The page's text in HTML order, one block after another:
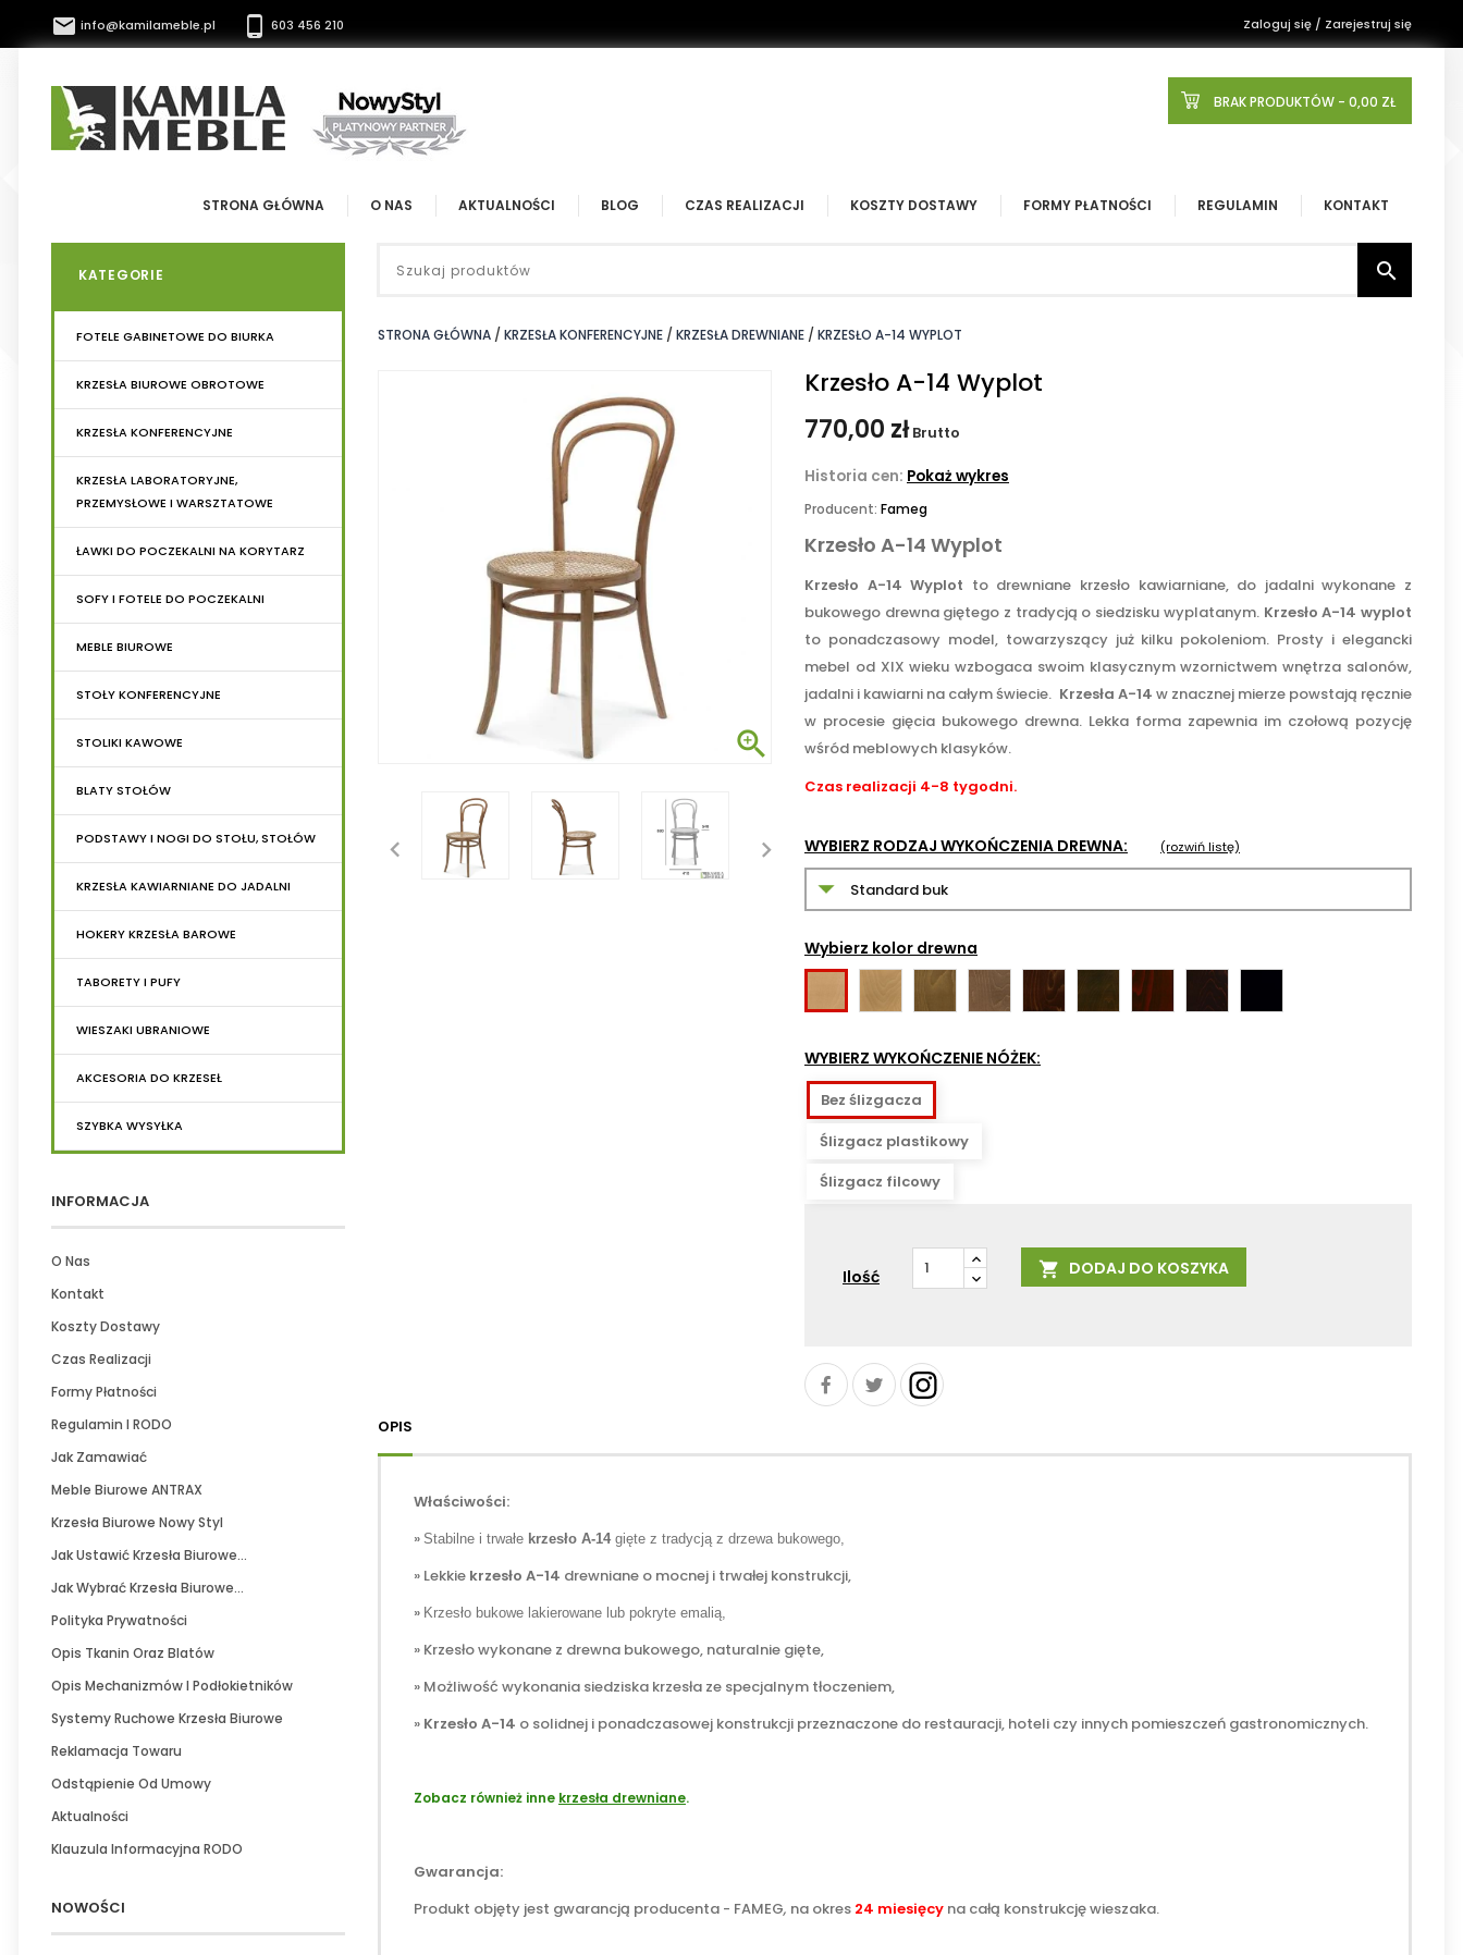
 info@kamilameble.pl  603 456 210 Zaloguj się / Zarejestruj się
BRAK PRODUKTÓW - 0,00 ZŁ
STRONA GŁÓWNA O NAS AKTUALNOŚCI BLOG CZAS REALIZACJI KOSZTY DOSTAWY FORMY PŁATNOŚCI REGULAMIN KONTAKT

KATEGORIE
FOTELE GABINETOWE DO BIURKA
KRZESŁA BIUROWE OBROTOWE
KRZESŁA KONFERENCYJNE
KRZESŁA LABORATORYJNE,
PRZEMYSŁOWE I WARSZTATOWE
ŁAWKI DO POCZEKALNI NA KORYTARZ
SOFY I FOTELE DO POCZEKALNI
MEBLE BIUROWE
STOŁY KONFERENCYJNE
STOLIKI KAWOWE
BLATY STOŁÓW
PODSTAWY I NOGI DO STOŁU, STOŁÓW
KRZESŁA KAWIARNIANE DO JADALNI
HOKERY KRZESŁA BAROWE
TABORETY I PUFY
WIESZAKI UBRANIOWE
AKCESORIA DO KRZESEŁ
SZYBKA WYSYŁKA
INFORMACJA
O Nas
Kontakt
Koszty Dostawy
Czas Realizacji
Formy Płatności
Regulamin I RODO
Jak Zamawiać
Meble Biurowe ANTRAX
Krzesła Biurowe Nowy Styl
Jak Ustawić Krzesła Biurowe...
Jak Wybrać Krzesła Biurowe...
Polityka Prywatności
Opis Tkanin Oraz Blatów
Opis Mechanizmów I Podłokietników
Systemy Ruchowe Krzesła Biurowe
Reklamacja Towaru
Odstąpienie Od Umowy
Aktualności
Klauzula Informacyjna RODO
NOWOŚCI
STRONA GŁÓWNA KRZESŁA KONFERENCYJNE KRZESŁA DREWNIANE KRZESŁO A-14 WYPLOT

Krzesło A-14 Wyplot
770,00 zł Brutto
Historia cen: Pokaż wykres
Producent: Fameg
Krzesło A-14 Wyplot
Krzesło A-14 Wyplot to drewniane krzesło kawiarniane, do jadalni wykonane z
bukowego drewna giętego z tradycją o siedzisku wyplatanym. Krzesło A-14 wyplot
to ponadczasowy model, towarzyszący już kilku pokoleniom. Prosty i elegancki
mebel od XIX wieku wzbogaca swoim klasycznym wzornictwem wnętrza salonów,
jadalni i kawiarni na całym świecie. Krzesła A-14 w znacznej mierze powstają ręcznie
w procesie gięcia bukowego drewna. Lekka forma zapewnia im czołową pozycję
wśród meblowych klasyków.
Czas realizacji 4-8 tygodni.
WYBIERZ RODZAJ WYKOŃCZENIA DREWNA: (rozwiń listę)
Wybierz kolor drewna
naturalny
02
Rustykalny
06
Orzech
mleczny
Orzech
04
ciemny
Koniak
05
Wenge
09
bejca
WYBIERZ WYKOŃCZENIE NÓŻEK:
Bez ślizgacza
Ślizgacz plastikowy
Ślizgacz filcowy
Ilość  DODAJ DO KOSZYKA
OPIS
Właściwości:
» Stabilne i trwałe krzesło A-14 gięte z tradycją z drzewa bukowego,
» Lekkie krzesło A-14 drewniane o mocnej i trwałej konstrukcji,
» Krzesło bukowe lakierowane lub pokryte emalią,
» Krzesło wykonane z drewna bukowego, naturalnie gięte,
» Możliwość wykonania siedziska krzesła ze specjalnym tłoczeniem,
» Krzesło A-14 o solidnej i ponadczasowej konstrukcji przeznaczone do restauracji, hoteli czy innych pomieszczeń gastronomicznych.
Zobacz również inne krzesła drewniane.
Gwarancja:
Produkt objęty jest gwarancją producenta - FAMEG, na okres 24 miesięcy na całą konstrukcję wieszaka.